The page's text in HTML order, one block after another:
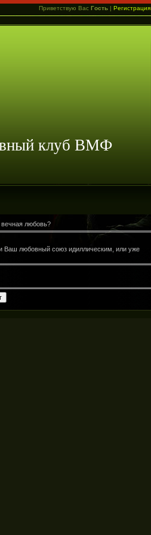
Приветствую Вас Гость | Регистрация
клуб ВМФ
любовь?
Ваш любовный союз идиллическим, или уже